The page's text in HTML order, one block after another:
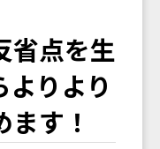
省点を生
りより
す！